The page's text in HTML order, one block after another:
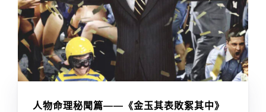
人物命理秘聞篇——《金玉其表敗絮其中》